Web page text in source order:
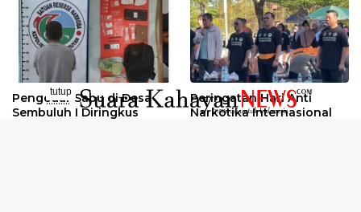
Pengedar Sabu di Desa
Sembuluh I Diringkus
Peringatan Hari Anti
Narkotika Internasional
tutup
..........